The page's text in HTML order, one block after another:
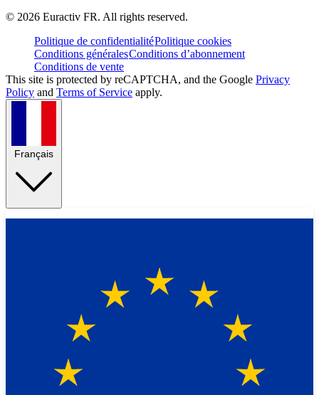
© 2026 Euractiv FR. All rights reserved.
Politique de confidentialitéPolitique cookies
Conditions généralesConditions d’abonnement
Conditions de vente
This site is protected by reCAPTCHA, and the Google Privacy
Policy and Terms of Service apply.
Français